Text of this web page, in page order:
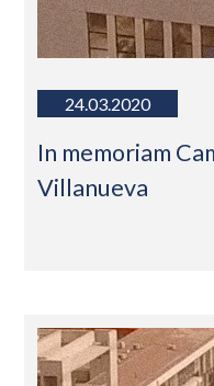
24.03.2020
In memoriam
Villanueva